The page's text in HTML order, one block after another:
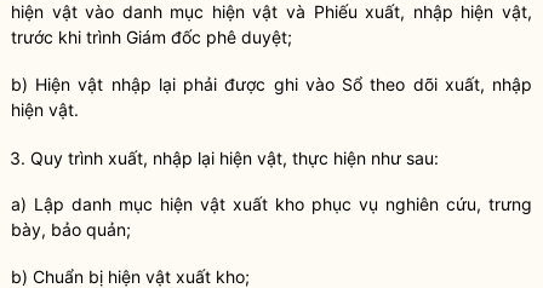
hiện vật vào danh mục hiện vật và Phiếu xuất, nhập hiện vật,
trước khi trình Giám đốc phê duyệt;
b) Hiện vật nhập lại phải được ghi vào Sổ theo dõi xuất, nhập
hiện vật.
3. Quy trình xuất, nhập lại hiện vật, thực hiện như sau:
a) Lập danh mục hiện vật xuất kho phục vụ nghiên cứu, trưng
bày, bảo quản;
b) Chuẩn bị hiện vật xuất kho;